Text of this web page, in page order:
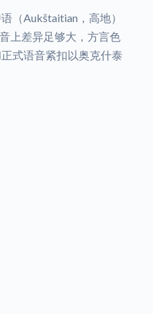
（Aukštaitian，高地）
上差异足够大，方言色
式语音紧扣以奥克什泰